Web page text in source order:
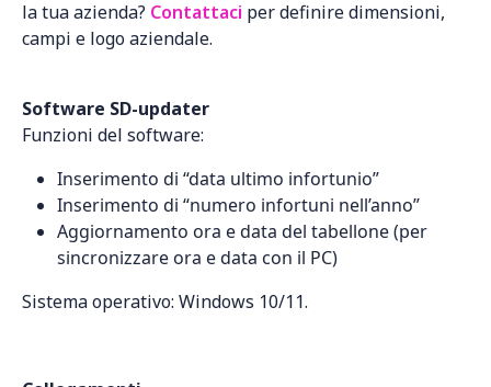
la tua azienda? Contattaci per definire dimensioni,
campi e logo aziendale.
Software SD-updater
Funzioni del software:
Inserimento di “data ultimo infortunio”
Inserimento di “numero infortuni nell’anno”
Aggiornamento ora e data del tabellone (per
sincronizzare ora e data con il PC)
Sistema operativo: Windows 10/11.